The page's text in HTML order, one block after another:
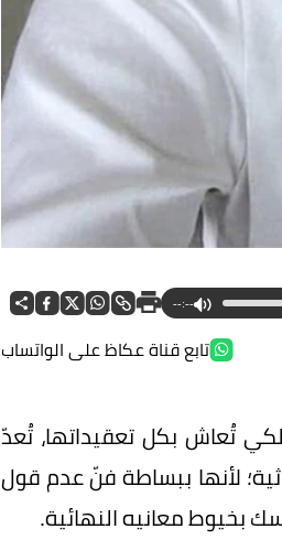
--:--
تابع قناة عكاظ على الواتساب
تُعاش بكل تعقيداتها، تُعدّ
لأنها ببساطة فنّ عدم قول
بخيوط معانيه النهائية.